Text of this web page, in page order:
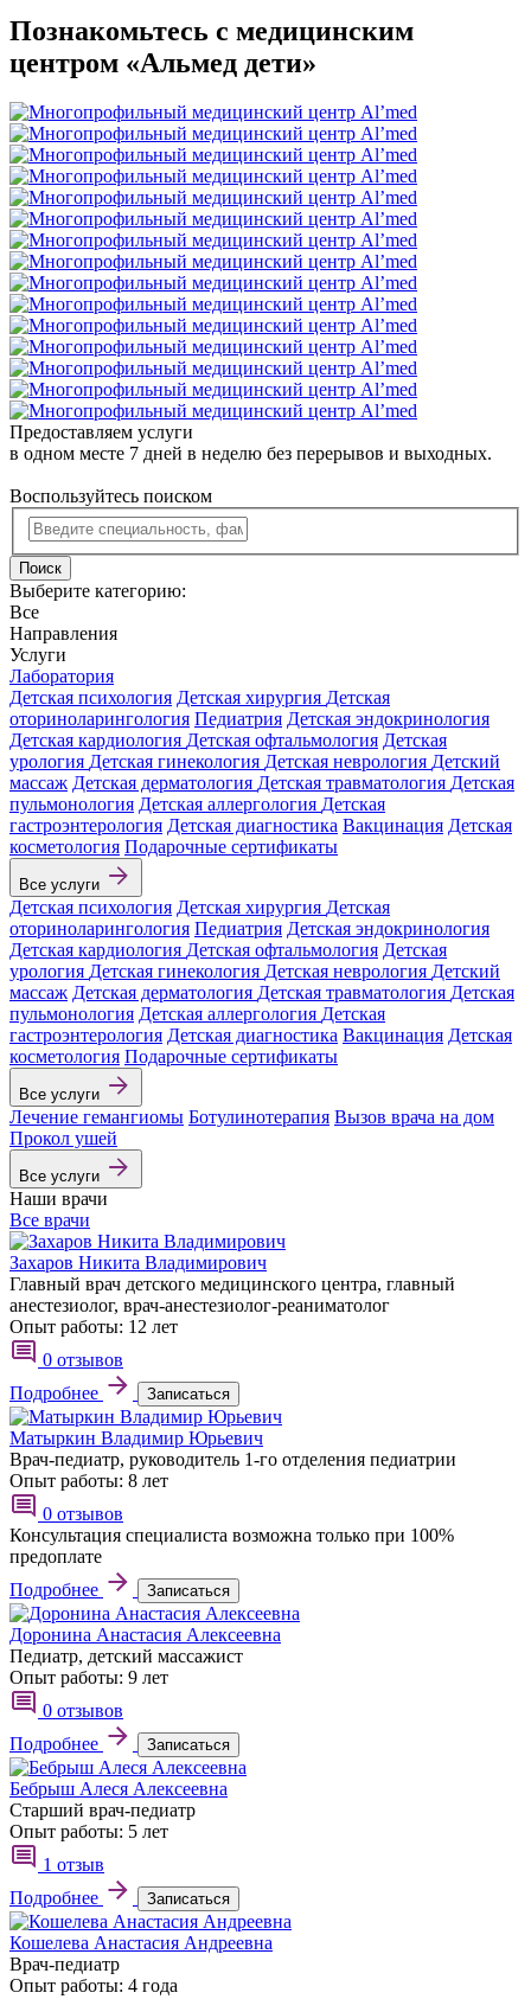
Познакомьтесь с медицинским
центром «Альмед дети»
Предоставляем услуги
в одном месте 7 дней в неделю без перерывов и выходных.
Воспользуйтесь поиском
Поиск
Выберите категорию:
Все
Направления
Услуги
Лаборатория
Детская психология Детская хирургия Детская
оториноларингология Педиатрия Детская эндокринология
Детская кардиология Детская офтальмология Детская
урология Детская гинекология Детская неврология Детский
массаж Детская дерматология Детская травматология Детская
пульмонология Детская аллергология Детская
гастроэнтерология Детская диагностика Вакцинация Детская
косметология Подарочные сертификаты
Все услуги
Детская психология Детская хирургия Детская
оториноларингология Педиатрия Детская эндокринология
Детская кардиология Детская офтальмология Детская
урология Детская гинекология Детская неврология Детский
массаж Детская дерматология Детская травматология Детская
пульмонология Детская аллергология Детская
гастроэнтерология Детская диагностика Вакцинация Детская
косметология Подарочные сертификаты
Все услуги
Лечение гемангиомы Ботулинотерапия Вызов врача на дом
Прокол ушей
Все услуги
Наши врачи
Все врачи
Захаров Никита Владимирович
Главный врач детского медицинского центра, главный
анестезиолог, врач-анестезиолог-реаниматолог
Опыт работы: 12 лет
0 отзывов
Подробнее
Записаться
Матыркин Владимир Юрьевич
Врач-педиатр, руководитель 1-го отделения педиатрии
Опыт работы: 8 лет
0 отзывов
Консультация специалиста возможна только при 100%
предоплате
Подробнее
Записаться
Доронина Анастасия Алексеевна
Педиатр, детский массажист
Опыт работы: 9 лет
0 отзывов
Подробнее
Записаться
Бебрыш Алеся Алексеевна
Старший врач-педиатр
Опыт работы: 5 лет
1 отзыв
Подробнее
Записаться
Кошелева Анастасия Андреевна
Врач-педиатр
Опыт работы: 4 года